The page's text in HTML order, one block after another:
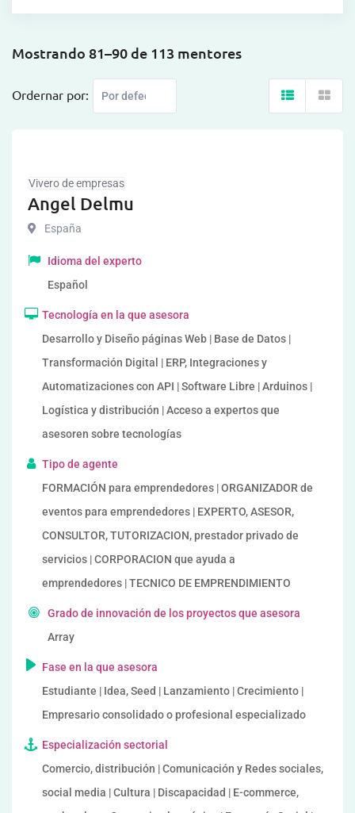
Mostrando 81–90 de 113 mentores
Ordernar por:
Vivero de empresas
Angel Delmu
España
Idioma del experto
Español
Tecnología en la que asesora
Desarrollo y Diseño páginas Web | Base de Datos |
Transformación Digital | ERP, Integraciones y
Automatizaciones con API | Software Libre | Arduinos |
Logística y distribución | Acceso a expertos que
asesoren sobre tecnologías
Tipo de agente
FORMACIÓN para emprendedores | ORGANIZADOR de
eventos para emprendedores | EXPERTO, ASESOR,
CONSULTOR, TUTORIZACION, prestador privado de
servicios | CORPORACION que ayuda a
emprendedores | TECNICO DE EMPRENDIMIENTO
Grado de innovación de los proyectos que asesora
Array
Fase en la que asesora
Estudiante | Idea, Seed | Lanzamiento | Crecimiento |
Empresario consolidado o profesional especializado
Especialización sectorial
Comercio, distribución | Comunicación y Redes sociales,
social media | Cultura | Discapacidad | E-commerce,